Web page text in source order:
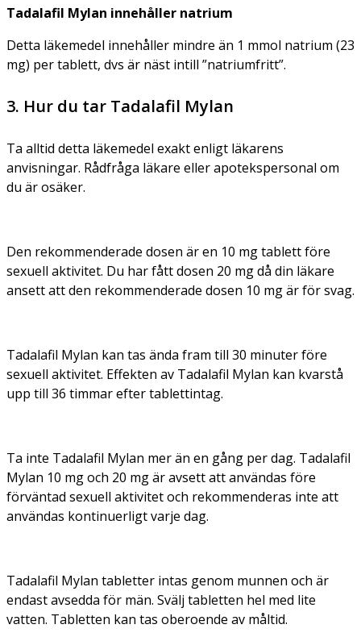
Tadalafil Mylan innehåller natrium
Detta läkemedel innehåller mindre än 1 mmol natrium (23
mg) per tablett, dvs är näst intill ”natriumfritt”.
3. Hur du tar Tadalafil Mylan
Ta alltid detta läkemedel exakt enligt läkarens
anvisningar. Rådfråga läkare eller apotekspersonal om
du är osäker.
Den rekommenderade dosen är en 10 mg tablett före
sexuell aktivitet. Du har fått dosen 20 mg då din läkare
ansett att den rekommenderade dosen 10 mg är för svag.
Tadalafil Mylan kan tas ända fram till 30 minuter före
sexuell aktivitet. Effekten av Tadalafil Mylan kan kvarstå
upp till 36 timmar efter tablettintag.
Ta inte Tadalafil Mylan mer än en gång per dag. Tadalafil
Mylan 10 mg och 20 mg är avsett att användas före
förväntad sexuell aktivitet och rekommenderas inte att
användas kontinuerligt varje dag.
Tadalafil Mylan tabletter intas genom munnen och är
endast avsedda för män. Svälj tabletten hel med lite
vatten. Tabletten kan tas oberoende av måltid.